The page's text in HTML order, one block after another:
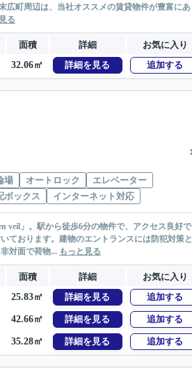
広町周辺は、当社オススメの賃貸物件が豊富にあ
る
面積 詳細
お気に入り
32.06㎡ 詳細を見る 追加する
場 オートロック
エレベーター
ボックス
インターネット対応
veil」。駅から徒歩6分の物件で、アクセス良好で
ております。建物のエントランスには防犯対策と
対面で荷物... もっと見る
面積 詳細
お気に入り
25.83㎡ 詳細を見る 追加する
42.66㎡ 詳細を見る 追加する
35.28㎡ 詳細を見る 追加する